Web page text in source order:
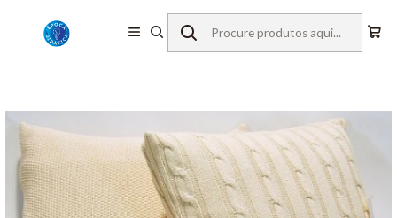
Têxteis para Hotelaria Quarto Mantas Manta Império